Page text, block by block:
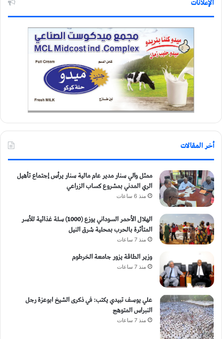
الإعلانات
أخر المقالات
ممثل والي سنار مدير عام مالية سنار يرأس إجتماع تأهيل
الري المدني بمشروع كساب الزراعي
منذ 6 ساعات
الهلال الأحمر السوداني يوزع (1000) سلة غذائية للأسر
المتأثرة بالحرب بمحلية شرق النيل
منذ 7 ساعات
وزير الطاقة يزور جامعة الخرطوم
منذ 7 ساعات
علي يوسف تبيدي يكتب: في ذكرى الشيخ ابوعزة رجل
النبراس المتوهج
منذ 7 ساعات